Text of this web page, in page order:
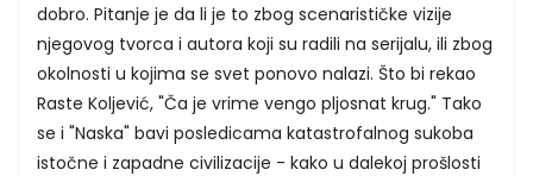
dobro. Pitanje je da li je to zbog scenarističke vizije
njegovog tvorca i autora koji su radili na serijalu, ili zbog
okolnosti u kojima se svet ponovo nalazi. Što bi rekao
Raste Koljević, "Ča je vrime vengo pljosnat krug." Tako
se i "Naska" bavi posledicama katastrofalnog sukoba
istočne i zapadne civilizacije - kako u dalekoj prošlosti